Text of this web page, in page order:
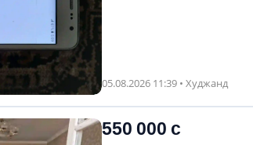
05.08.2026 11:39 • Худжанд
550 000 с